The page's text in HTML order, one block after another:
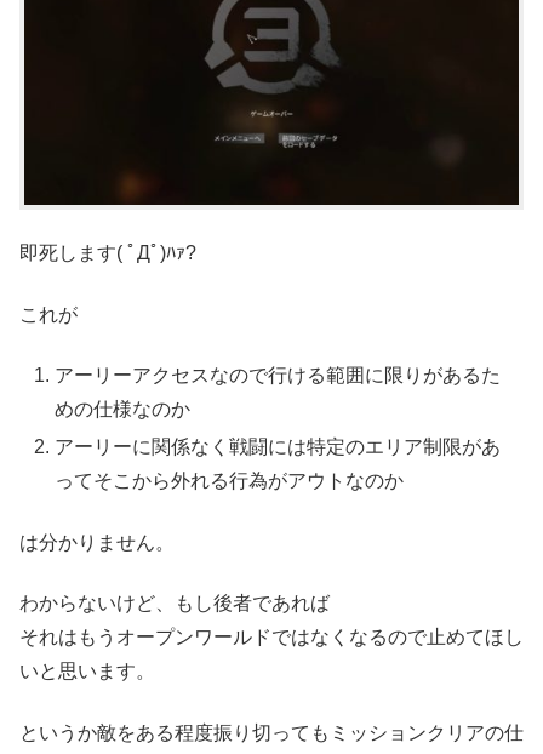
即死します( ﾟДﾟ)ﾊｧ?
これが
アーリーアクセスなので行ける範囲に限りがあるた
めの仕様なのか
アーリーに関係なく戦闘には特定のエリア制限があ
ってそこから外れる行為がアウトなのか
は分かりません。
わからないけど、もし後者であれば
それはもうオープンワールドではなくなるので止めてほし
いと思います。
というか敵をある程度振り切ってもミッションクリアの仕